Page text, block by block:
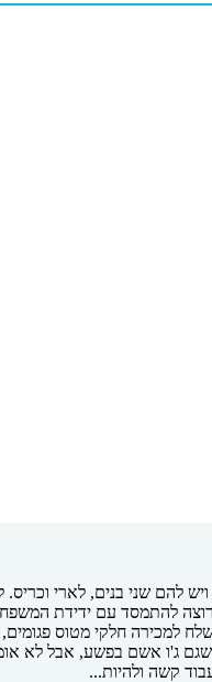
להם שני בנים, לארי
להתמסד עם ידידת
חלקי מטוס פגומים,
ג'ו אשם בפשע, אבל לא
קשה ולהיות...